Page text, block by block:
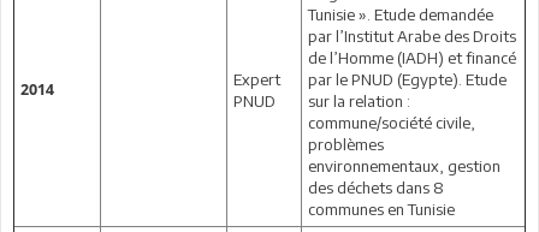
2014
Expert
PNUD
Tunisie ». Etude demandée
par l’Institut Arabe des Droits
de l’Homme (IADH) et financé
par le PNUD (Egypte). Etude
sur la relation :
commune/société civile,
problèmes
environnementaux, gestion
des déchets dans 8
communes en Tunisie